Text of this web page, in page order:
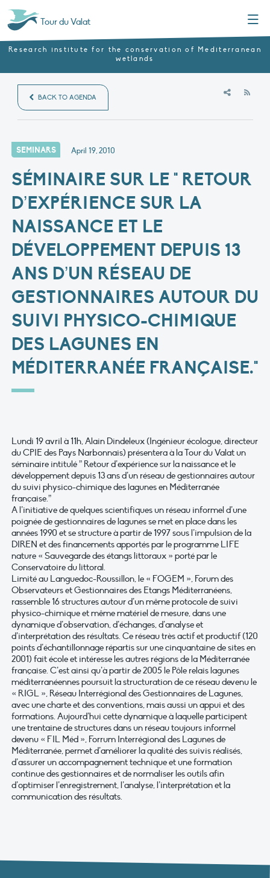
Tour du Valat
Research institute for the conservation of Mediterranean
wetlands
BACK TO AGENDA
SEMINARS April 19, 2010
SÉMINAIRE SUR LE " RETOUR
D’EXPÉRIENCE SUR LA
NAISSANCE ET LE
DÉVELOPPEMENT DEPUIS 13
ANS D’UN RÉSEAU DE
GESTIONNAIRES AUTOUR DU
SUIVI PHYSICO-CHIMIQUE
DES LAGUNES EN
MÉDITERRANÉE FRANÇAISE."
Lundi 19 avril à 11h, Alain Dindeleux (Ingénieur écologue, directeur
du CPIE des Pays Narbonnais) présentera à la Tour du Valat un
séminaire intitulé ” Retour d’expérience sur la naissance et le
développement depuis 13 ans d’un réseau de gestionnaires autour
du suivi physico-chimique des lagunes en Méditerranée
française.”
A l’initiative de quelques scientifiques un réseau informel d’une
poignée de gestionnaires de lagunes se met en place dans les
années 1990 et se structure à partir de 1997 sous l’impulsion de la
DIREN et des financements apportés par le programme LIFE
nature « Sauvegarde des étangs littoraux » porté par le
Conservatoire du littoral.
Limité au Languedoc-Roussillon, le « FOGEM », Forum des
Observateurs et Gestionnaires des Etangs Méditerranéens,
rassemble 16 structures autour d’un même protocole de suivi
physico-chimique et même matériel de mesure, dans une
dynamique d’observation, d’échanges, d’analyse et
d’interprétation des résultats. Ce réseau très actif et productif (120
points d’échantillonnage répartis sur une cinquantaine de sites en
2001) fait école et intéresse les autres régions de la Méditerranée
française. C’est ainsi qu’à partir de 2005 le Pôle relais lagunes
méditerranéennes poursuit la structuration de ce réseau devenu le
« RIGL », Réseau Interrégional des Gestionnaires de Lagunes,
avec une charte et des conventions, mais aussi un appui et des
formations. Aujourd’hui cette dynamique à laquelle participent
une trentaine de structures dans un réseau toujours informel
devenu « FIL Méd », Forrum Interrégional des Lagunes de
Méditerranée, permet d’améliorer la qualité des suivis réalisés,
d’assurer un accompagnement technique et une formation
continue des gestionnaires et de normaliser les outils afin
d’optimiser l’enregistrement, l’analyse, l’interprétation et la
communication des résultats.